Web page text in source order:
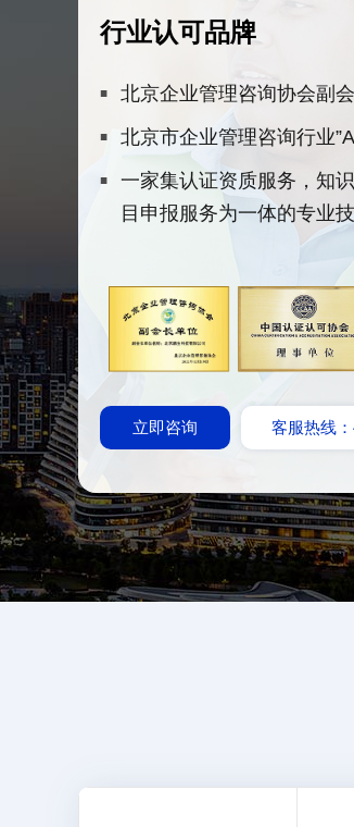
行业认可品牌
北京企业管理咨询协会副
北京市企业管理咨询行业
一家集认证资质服务，知
目申报服务为一体的专业
立即咨询 客服热线